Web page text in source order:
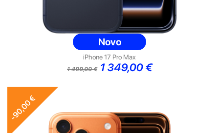
Novo
iPhone 17 Pro Max
Preço
1 499,00 € Preço
1 349,00 €
-90,00 €